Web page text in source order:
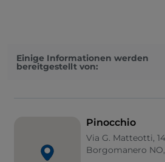
Einige Informationen werden
bereitgestellt von:
Pinocchio
Via G. Matteotti,
Borgomanero